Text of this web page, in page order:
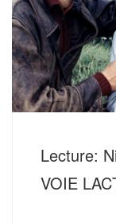
Donnerstag, 15.
Lecture:
VOIE